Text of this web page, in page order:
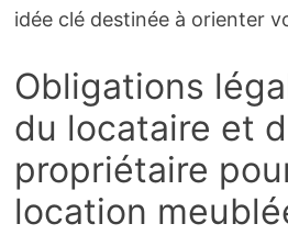
idée clé destinée à orienter
Obligations
du locataire et
propriétaire
location